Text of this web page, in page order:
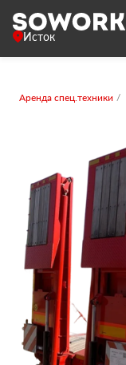
Исток
Аренда спец.техники